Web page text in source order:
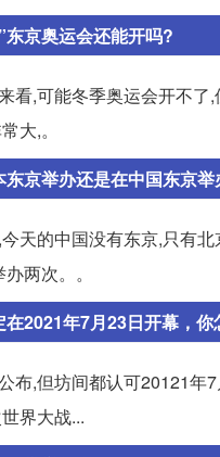
京奥运会还能开吗?
看,可能冬季奥运会开不
大,。
京举办还是在中国东京举
天的中国没有东京,只有
两次。。
2021年7月23日开幕，你
布,但坊间都认可20121
界大战...